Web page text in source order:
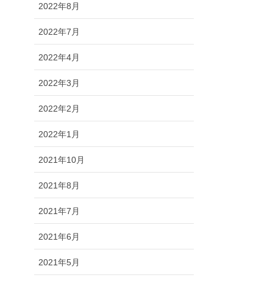
2022年8月
2022年7月
2022年4月
2022年3月
2022年2月
2022年1月
2021年10月
2021年8月
2021年7月
2021年6月
2021年5月